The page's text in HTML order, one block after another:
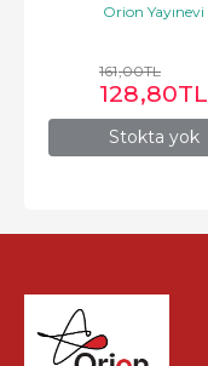
Stokta yok
Orion Yayınevi
161,00TL
128,80TL